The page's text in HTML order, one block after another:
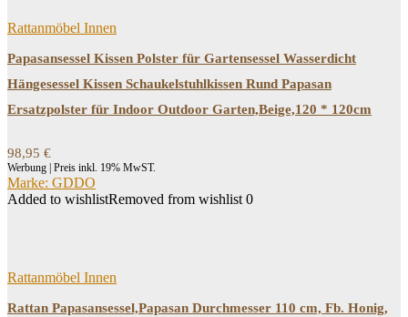
Rattanmöbel Innen
Papasansessel Kissen Polster für Gartensessel Wasserdicht
Hängesessel Kissen Schaukelstuhlkissen Rund Papasan
Ersatzpolster für Indoor Outdoor Garten,Beige,120 * 120cm
98,95 €
Werbung | Preis inkl. 19% MwST.
Marke: GDDO
Added to wishlistRemoved from wishlist 0
Rattanmöbel Innen
Rattan Papasansessel,Papasan Durchmesser 110 cm, Fb. Honig,